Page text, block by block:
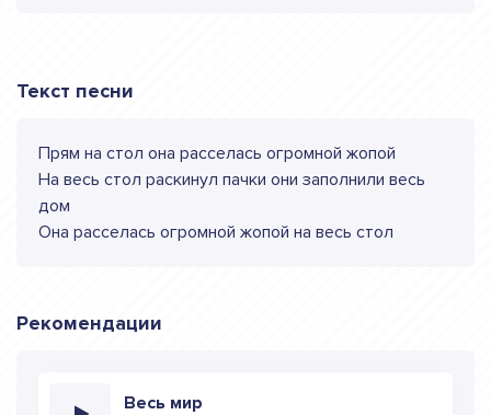
Текст песни
Прям на стол она расселась огромной жопой
На весь стол раскинул пачки они заполнили весь
дом
Она расселась огромной жопой на весь стол
Рекомендации
Весь мир